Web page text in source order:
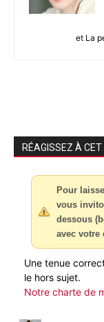
et La
RÉAGISSEZ À CET
Pour
vous
dessous
avec votre
Une tenue
le hors sujet.
Notre charte de